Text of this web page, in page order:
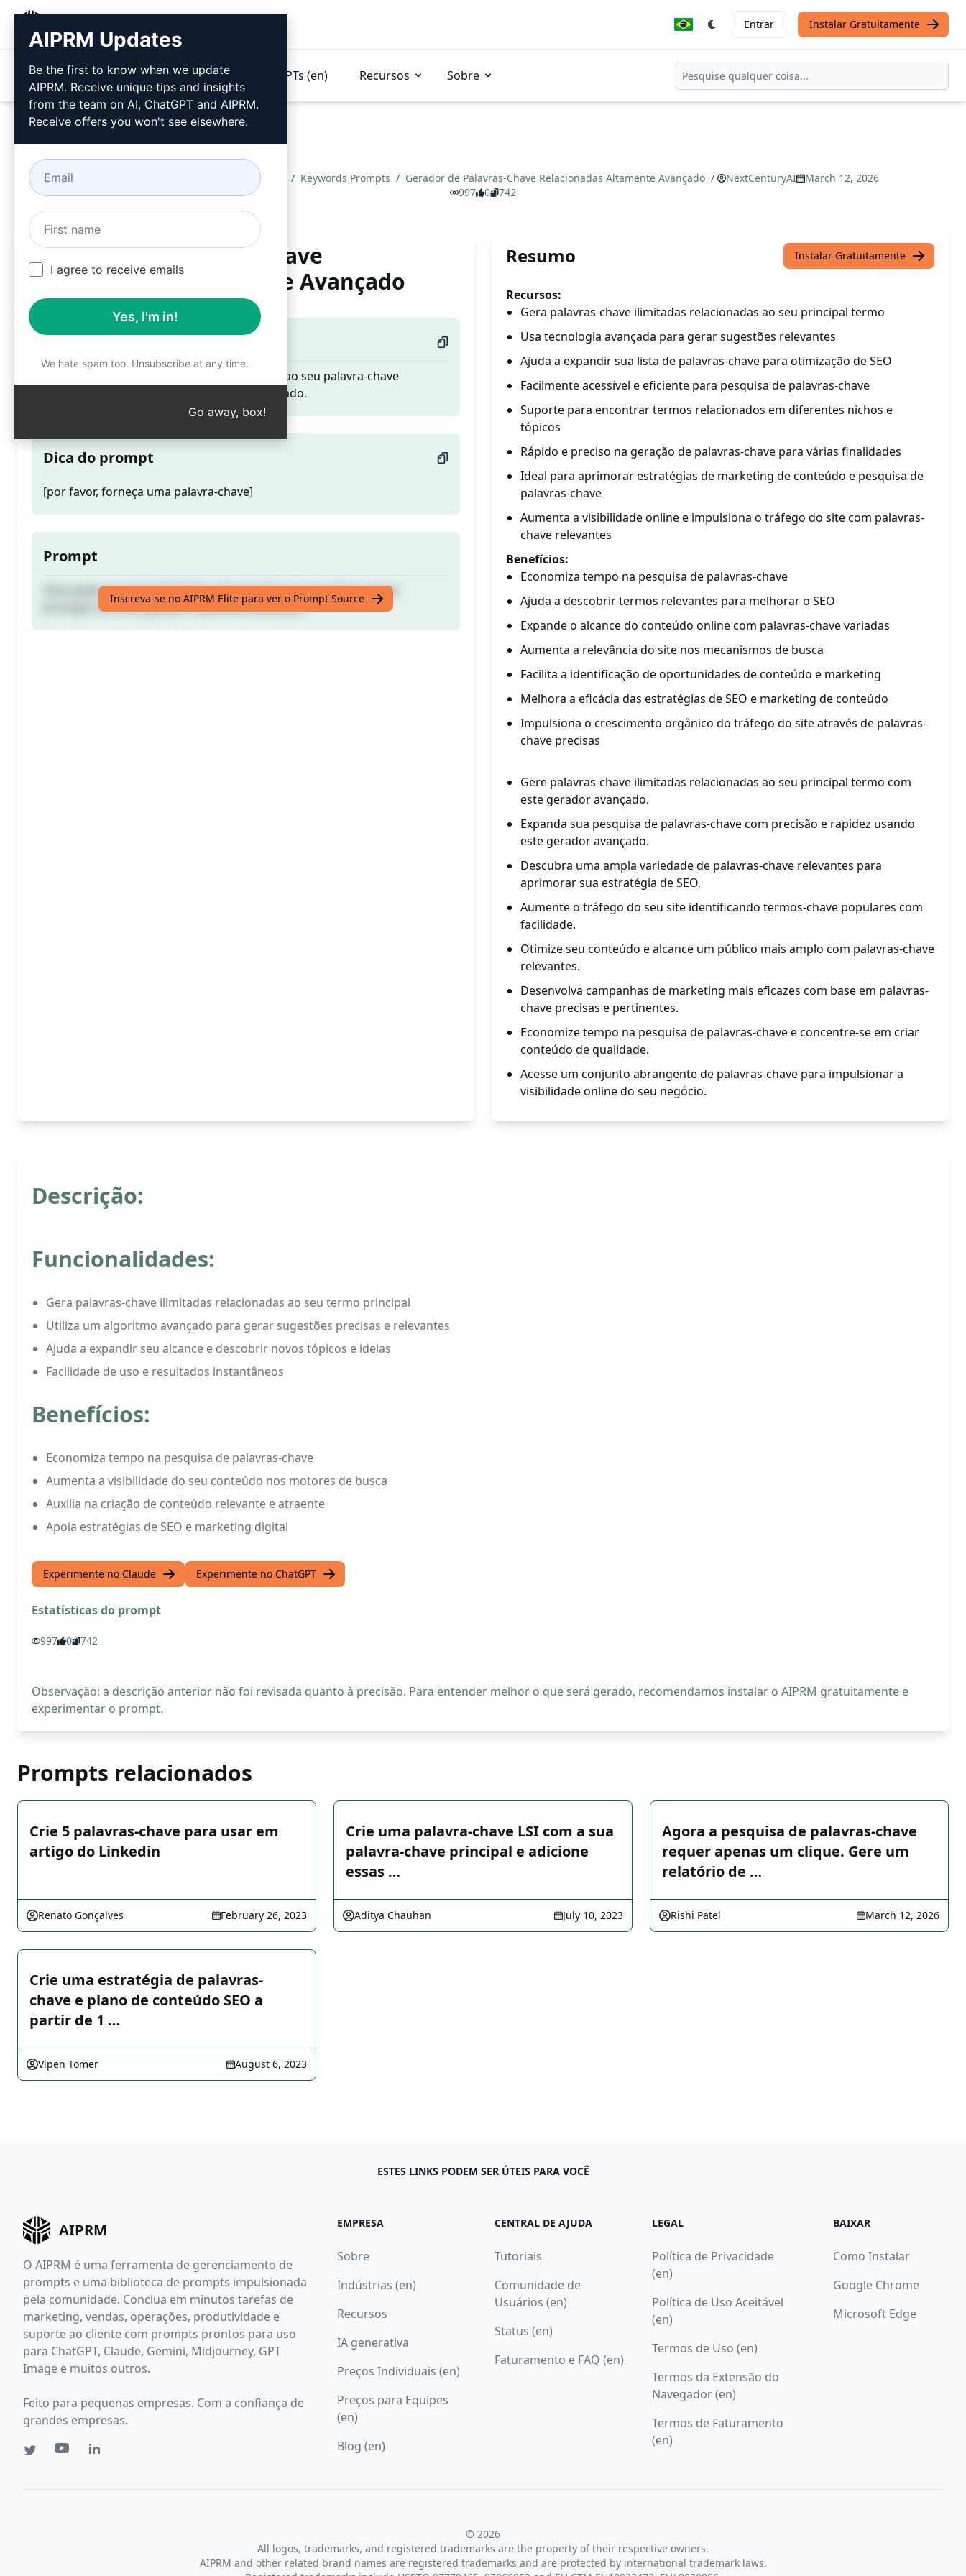
Entrar Instalar Gratuitamente
Produtos Preços Prompts GPTs (en) Recursos Sobre
SEO Prompts / Keywords Prompts / Gerador de Palavras-Chave Relacionadas Altamente Avançado / NextCenturyAI
March 12, 2026
997
0 742
Gerador de Palavras-Chave
Relacionadas Altamente Avançado
Gere palavras-chave ilimitadas relacionadas ao seu palavra-chave
principal com este gerador altamente avançado.
Dica do prompt
[por favor, forneça uma palavra-chave]
Prompt
Gere palavras-chave ilimitadas relacionadas ao seu palavra-chave
principal com este gerador altamente avançado.
Inscreva-se no AIPRM Elite para ver o Prompt Source
Resumo Instalar Gratuitamente
Recursos:
Gera palavras-chave ilimitadas relacionadas ao seu principal termo
Usa tecnologia avançada para gerar sugestões relevantes
Ajuda a expandir sua lista de palavras-chave para otimização de SEO
Facilmente acessível e eficiente para pesquisa de palavras-chave
Suporte para encontrar termos relacionados em diferentes nichos e
tópicos
Rápido e preciso na geração de palavras-chave para várias finalidades
Ideal para aprimorar estratégias de marketing de conteúdo e pesquisa de
palavras-chave
Aumenta a visibilidade online e impulsiona o tráfego do site com palavras-
chave relevantes
Benefícios:
Economiza tempo na pesquisa de palavras-chave
Ajuda a descobrir termos relevantes para melhorar o SEO
Expande o alcance do conteúdo online com palavras-chave variadas
Aumenta a relevância do site nos mecanismos de busca
Facilita a identificação de oportunidades de conteúdo e marketing
Melhora a eficácia das estratégias de SEO e marketing de conteúdo
Impulsiona o crescimento orgânico do tráfego do site através de palavras-
chave precisas
Gere palavras-chave ilimitadas relacionadas ao seu principal termo com
este gerador avançado.
Expanda sua pesquisa de palavras-chave com precisão e rapidez usando
este gerador avançado.
Descubra uma ampla variedade de palavras-chave relevantes para
aprimorar sua estratégia de SEO.
Aumente o tráfego do seu site identificando termos-chave populares com
facilidade.
Otimize seu conteúdo e alcance um público mais amplo com palavras-chave
relevantes.
Desenvolva campanhas de marketing mais eficazes com base em palavras-
chave precisas e pertinentes.
Economize tempo na pesquisa de palavras-chave e concentre-se em criar
conteúdo de qualidade.
Acesse um conjunto abrangente de palavras-chave para impulsionar a
visibilidade online do seu negócio.
Descrição:
Funcionalidades:
Gera palavras-chave ilimitadas relacionadas ao seu termo principal
Utiliza um algoritmo avançado para gerar sugestões precisas e relevantes
Ajuda a expandir seu alcance e descobrir novos tópicos e ideias
Facilidade de uso e resultados instantâneos
Benefícios:
Economiza tempo na pesquisa de palavras-chave
Aumenta a visibilidade do seu conteúdo nos motores de busca
Auxilia na criação de conteúdo relevante e atraente
Apoia estratégias de SEO e marketing digital
Experimente no Claude Experimente no ChatGPT
Estatísticas do prompt
997 0 742
Observação: a descrição anterior não foi revisada quanto à precisão. Para entender melhor o que será gerado, recomendamos instalar o AIPRM gratuitamente e
experimentar o prompt.
Prompts relacionados
Crie 5 palavras-chave para usar em
artigo do Linkedin
Renato Gonçalves February 26, 2023
Crie uma palavra-chave LSI com a sua
palavra-chave principal e adicione
essas …
Aditya Chauhan July 10, 2023
Agora a pesquisa de palavras-chave
requer apenas um clique. Gere um
relatório de …
Rishi Patel March 12, 2026
Crie uma estratégia de palavras-
chave e plano de conteúdo SEO a
partir de 1 …
Vipen Tomer August 6, 2023
ESTES LINKS PODEM SER ÚTEIS PARA VOCÊ
AIPRM
O AIPRM é uma ferramenta de gerenciamento de
prompts e uma biblioteca de prompts impulsionada
pela comunidade. Conclua em minutos tarefas de
marketing, vendas, operações, produtividade e
suporte ao cliente com prompts prontos para uso
para ChatGPT, Claude, Gemini, Midjourney, GPT
Image e muitos outros.
Feito para pequenas empresas. Com a confiança de
grandes empresas.
EMPRESA
Sobre
Indústrias (en)
Recursos
IA generativa
Preços Individuais (en)
Preços para Equipes
(en)
Blog (en)
CENTRAL DE AJUDA
Tutoriais
Comunidade de
Usuários (en)
Status (en)
Faturamento e FAQ (en)
LEGAL
Política de Privacidade
(en)
Política de Uso Aceitável
(en)
Termos de Uso (en)
Termos da Extensão do
Navegador (en)
Termos de Faturamento
(en)
BAIXAR
Como Instalar
Google Chrome
Microsoft Edge
© 2026
All logos, trademarks, and registered trademarks are the property of their respective owners.
AIPRM and other related brand names are registered trademarks and are protected by international trademark laws.
AIPRM Updates
Be the first to know when we update
AIPRM. Receive unique tips and insights
from the team on AI, ChatGPT and AIPRM.
Receive offers you won't see elsewhere.
I agree to receive emails
Yes, I'm in!
We hate spam too. Unsubscribe at any time.
Go away, box!